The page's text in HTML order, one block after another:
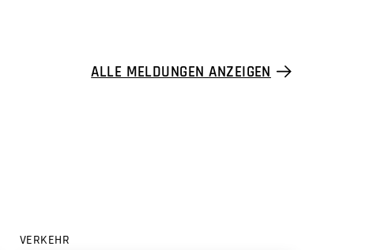
ALLE MELDUNGEN ANZEIGEN
VERKEHR